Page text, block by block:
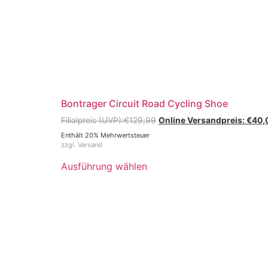
Bontrager Circuit Road Cycling Shoe
€129,99 €
Enthält 20% Mehrwertsteuer
zzgl. Versand
Ausführung wählen